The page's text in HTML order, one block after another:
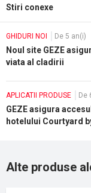
Stiri conexe
GHIDURI NOI De 5 an(i)
Noul site GEZE
viata al cladirii
APLICATII PRODUSE De
GEZE asigura
hotelului Courtyard
Alte produse